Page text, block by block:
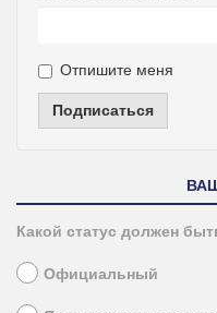
Отпишите меня
Подписаться
Какой статус должен
Официальный